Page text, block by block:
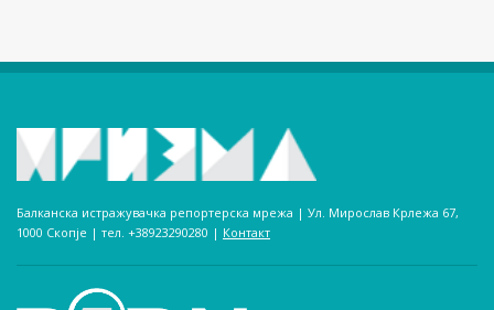
Балканска истражувачка репортерска мрежа | Ул. Мирослав Крлежа 67,
1000 Скопје | тел. +38923290280­ | Контакт